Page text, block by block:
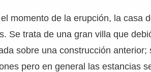
momento de la erupción, la casa
Se trata de una gran villa que
sobre una construcción
pero en general las estancias